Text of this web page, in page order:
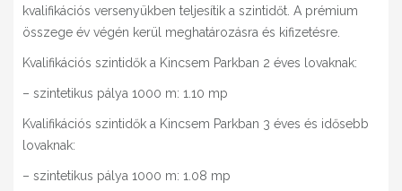
kvalifikációs versenyükben teljesítik a szintidőt. A prémium
összege év végén kerül meghatározásra és kifizetésre.
Kvalifikációs szintidők a Kincsem Parkban 2 éves lovaknak:
– szintetikus pálya 1000 m: 1.10 mp
Kvalifikációs szintidők a Kincsem Parkban 3 éves és idősebb
lovaknak:
– szintetikus pálya 1000 m: 1.08 mp